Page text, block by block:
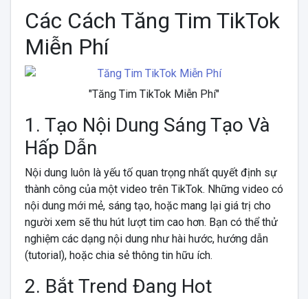
Các Cách Tăng Tim TikTok
Miễn Phí
"Tăng Tim TikTok Miễn Phí"
1. Tạo Nội Dung Sáng Tạo Và
Hấp Dẫn
Nội dung luôn là yếu tố quan trọng nhất quyết định sự
thành công của một video trên TikTok. Những video có
nội dung mới mẻ, sáng tạo, hoặc mang lại giá trị cho
người xem sẽ thu hút lượt tim cao hơn. Bạn có thể thử
nghiệm các dạng nội dung như hài hước, hướng dẫn
(tutorial), hoặc chia sẻ thông tin hữu ích.
2. Bắt Trend Đang Hot